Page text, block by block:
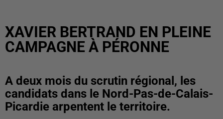
XAVIER BERTRAND EN PLEINE
CAMPAGNE À PÉRONNE
A deux mois du scrutin régional, les
candidats dans le Nord-Pas-de-Calais-
Picardie arpentent le territoire.